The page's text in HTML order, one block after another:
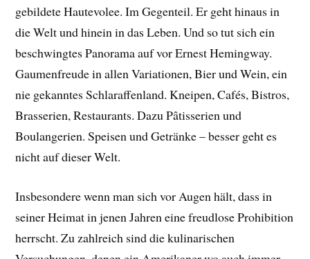
gebildete Hautevolee. Im Gegenteil. Er geht hinaus in
die Welt und hinein in das Leben. Und so tut sich ein
beschwingtes Panorama auf vor Ernest Hemingway.
Gaumenfreude in allen Variationen, Bier und Wein, ein
nie gekanntes Schlaraffenland. Kneipen, Cafés, Bistros,
Brasserien, Restaurants. Dazu Pâtisserien und
Boulangerien. Speisen und Getränke – besser geht es
nicht auf dieser Welt.
Insbesondere wenn man sich vor Augen hält, dass in
seiner Heimat in jenen Jahren eine freudlose Prohibition
herrscht. Zu zahlreich sind die kulinarischen